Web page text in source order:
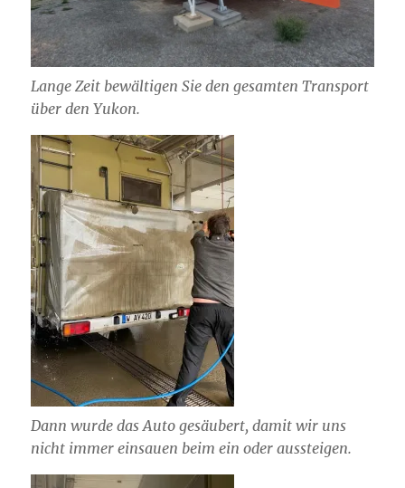
Lange Zeit bewältigen Sie den gesamten Transport
über den Yukon.
Dann wurde das Auto gesäubert, damit wir uns
nicht immer einsauen beim ein oder aussteigen.